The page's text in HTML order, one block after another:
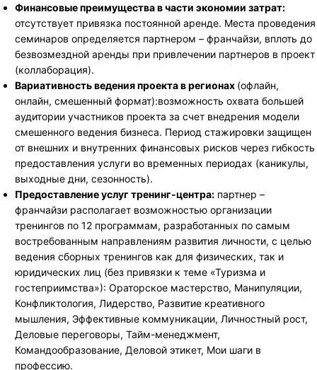
Финансовые преимущества в части экономии затрат:
отсутствует привязка постоянной аренде. Места проведения
семинаров определяется партнером – франчайзи, вплоть до
безвозмездной аренды при привлечении партнеров в проект
(коллаборация).
Вариативность ведения проекта в регионах (офлайн,
онлайн, смешенный формат):возможность охвата большей
аудитории участников проекта за счет внедрения модели
смешенного ведения бизнеса. Период стажировки защищен
от внешних и внутренних финансовых рисков через гибкость
предоставления услуги во временных периодах (каникулы,
выходные дни, сезонность).
Предоставление услуг тренинг-центра:партнер –
франчайзи располагает возможностью организации
тренингов по 12 программам, разработанных по самым
востребованным направлениям развития личности, с целью
ведения сборных тренингов как для физических, так и
юридических лиц (без привязки к теме «Туризма и
гостеприимства»): Ораторское мастерство, Манипуляции,
Конфликтология, Лидерство, Развитие креативного
мышления, Эффективные коммуникации, Личностный рост,
Деловые переговоры, Тайм-менеджмент,
Командообразование, Деловой этикет, Мои шаги в
профессию.